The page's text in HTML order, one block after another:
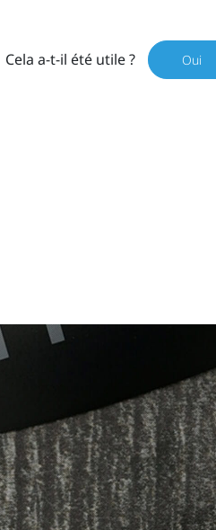
Cela a-t-il été utile ? Oui